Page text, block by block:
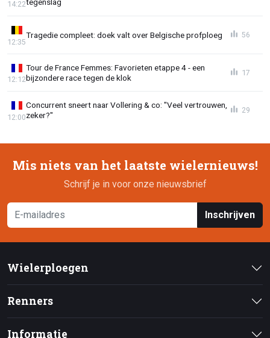
tegenslag
14:22
Tragedie compleet: doek valt over Belgische profploeg
12:35
56
Tour de France Femmes: Favorieten etappe 4 - een
bijzondere race tegen de klok
12:12
17
Concurrent sneert naar Vollering & co: "Veel vertrouwen,
zeker?"
12:00
29
Mis niets van het laatste wielernieuws!
Schrijf je in voor onze nieuwsbrief
Inschrijven
Wielerploegen
Renners
Informatie